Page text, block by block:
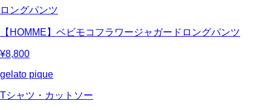
ロングパンツ
【HOMME】ベビモコフラワージャガードロングパンツ
¥8,800
gelato pique
Tシャツ・カットソー